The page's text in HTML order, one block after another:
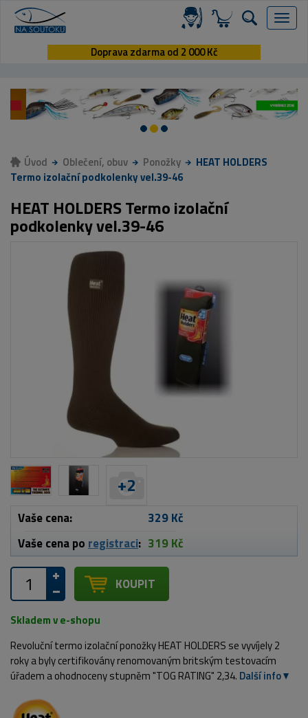
Menu
Doprava zdarma od 2 000 Kč
Úvod Oblečení, obuv Ponožky
HEAT HOLDERS
Termo izolační podkolenky vel.39-46
HEAT HOLDERS Termo izolační
podkolenky vel.39-46
+2
Vaše cena:
329 Kč
Vaše cena po registraci: 319 Kč
KOUPIT
Skladem v e-shopu
Revoluční termo izolační ponožky HEAT HOLDERS se vyvíjely 2
roky a byly certifikovány renomovaným britským testovacím
úřadem a ohodnoceny stupněm "TOG RATING" 2,34. Další info